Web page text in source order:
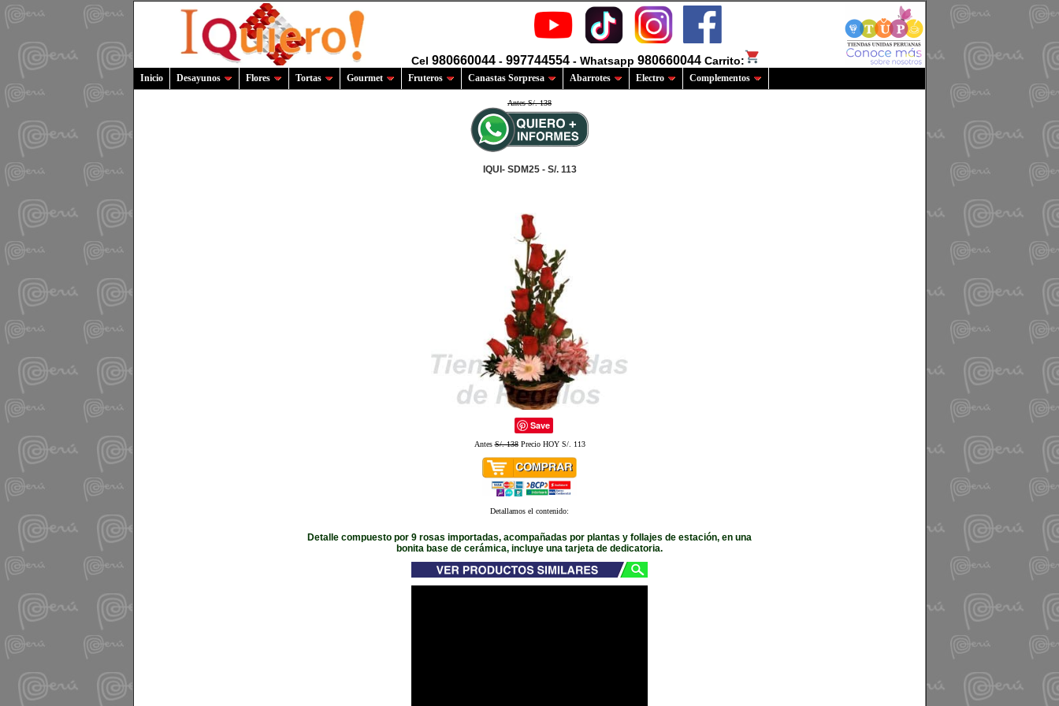
Cel 980660044 - 997744554 - Whatsapp 980660044 Carrito:
Inicio Desayunos Flores Tortas Gourmet Fruteros Canastas Sorpresa Abarrotes Electro Complementos
Antes S/. 138
IQUI- SDM25 - S/. 113
Save
AntesS/. 138Precio HOY S/. 113
Detallamos el contenido:
Detalle compuesto por 9 rosas importadas, acompañadas por plantas y follajes de estación, en una
bonita base de cerámica, incluye una tarjeta de dedicatoria.